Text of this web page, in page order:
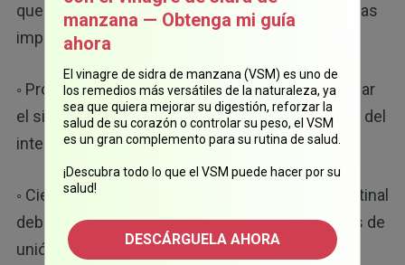
que los probióticos funcionan de algunas maneras
importantes:
◦ Producen sustancias AGCC que ayudan a regular
el sistema inmunológico y reducir la inflamación del
intestino.
◦ Ciertas cepas refuerzan el revestimiento intestinal
debido a que aumentan la mucina y las proteínas de
unión estrecha, lo que evita que las bacterias
manzana — Obtenga mi guía
ahora
El vinagre de sidra de manzana (VSM) es uno de
los remedios más versátiles de la naturaleza, ya
sea que quiera mejorar su digestión, reforzar la
salud de su corazón o controlar su peso, el VSM
es un gran complemento para su rutina de salud.
¡Descubra todo lo que el VSM puede hacer por su
salud!
DESCÁRGUELA AHORA